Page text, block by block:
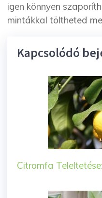
igen könnyen
mintákkal töltheted
Kapcsolódó
Citromfa